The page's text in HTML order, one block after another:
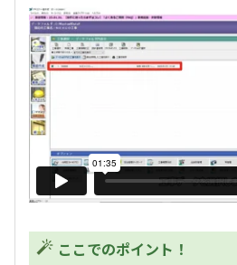
ここでのポイント！